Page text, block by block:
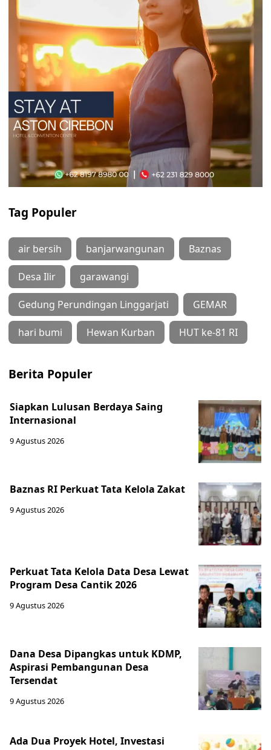
Tag Populer
air bersih banjarwangunan Baznas
Desa Ilir garawangi
Gedung Perundingan Linggarjati GEMAR
hari bumi Hewan Kurban HUT ke-81 RI
Berita Populer
Siapkan Lulusan Berdaya Saing
Internasional
9 Agustus 2026
Baznas RI Perkuat Tata Kelola Zakat
9 Agustus 2026
Perkuat Tata Kelola Data Desa Lewat
Program Desa Cantik 2026
9 Agustus 2026
Dana Desa Dipangkas untuk KDMP,
Aspirasi Pembangunan Desa
Tersendat
9 Agustus 2026
Ada Dua Proyek Hotel, Investasi